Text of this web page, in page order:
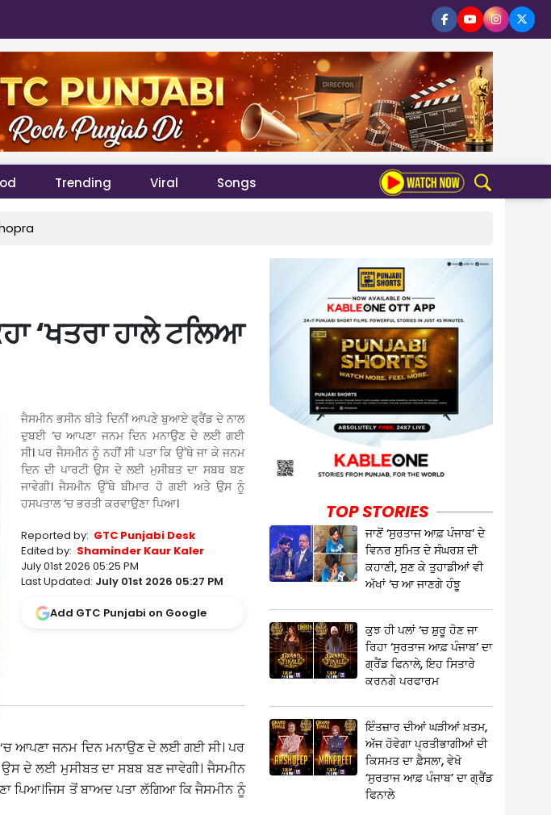
Trending Viral Songs
‘ਖਤਰਾ ਹਾਲੇ ਟਲਿਆ
ਜੈਸਮੀਨ ਭਸੀਨ ਬੀਤੇ ਦਿਨੀਂ ਆਪਣੇ ਬੁਆਏ ਫ੍ਰੈਂਡ ਦੇ ਨਾਲ
ਦੁਬਈ ‘ਚ ਆਪਣਾ ਜਨਮ ਦਿਨ ਮਨਾਉਣ ਦੇ ਲਈ ਗਈ
ਸੀ। ਪਰ ਜੈਸਮੀਨ ਨੂੰ ਨਹੀਂ ਸੀ ਪਤਾ ਕਿ ਉੱਥੇ ਜਾ ਕੇ ਜਨਮ
ਦਿਨ ਦੀ ਪਾਰਟੀ ਉਸ ਦੇ ਲਈ ਮੁਸੀਬਤ ਦਾ ਸਬਬ ਬਣ
ਜਾਵੇਗੀ। ਜੈਸਮੀਨ ਉੱਥੇ ਬੀਮਾਰ ਹੋ ਗਈ ਅਤੇ ਉਸ ਨੂੰ
ਹਸਪਤਾਲ ‘ਚ ਭਰਤੀ ਕਰਵਾਉਣਾ ਪਿਆ।
Reported by: GTC Punjabi Desk
Edited by: Shaminder Kaur Kaler
July 01st 2026 05:25 PM
Last Updated: July 01st 2026 05:27 PM
Add GTC Punjabi on Google
ਆਪਣਾ ਜਨਮ ਦਿਨ ਮਨਾਉਣ ਦੇ ਲਈ ਗਈ ਸੀ। ਪਰ
ਉਸ ਦੇ ਲਈ ਮੁਸੀਬਤ ਦਾ ਸਬਬ ਬਣ ਜਾਵੇਗੀ। ਜੈਸਮੀਨ
ਪਿਆ।ਜਿਸ ਤੋਂ ਬਾਅਦ ਪਤਾ ਲੱਗਿਆ ਕਿ ਜੈਸਮੀਨ ਨੂੰ
TOP STORIES
ਜਾਣੋਂ ‘ਸੁਰਤਾਜ ਆਫ਼ ਪੰਜਾਬ’ ਦੇ
ਵਿਨਰ ਸੁਮਿਤ ਦੇ ਸੰਘਰਸ਼ ਦੀ
ਕਹਾਣੀ, ਸੁਣ ਕੇ ਤੁਹਾਡੀਆਂ ਵੀ
ਅੱਖਾਂ ‘ਚ ਆ ਜਾਣਗੇ ਹੰਝੂ
ਕੁਝ ਹੀ ਪਲਾਂ ‘ਚ ਸ਼ੁਰੂ ਹੋਣ ਜਾ
ਰਿਹਾ ‘ਸੁਰਤਾਜ ਆਫ਼ ਪੰਜਾਬ’ ਦਾ
ਗ੍ਰੈਂਡ ਫਿਨਾਲੇ, ਇਹ ਸਿਤਾਰੇ
ਕਰਨਗੇ ਪਰਫਾਰਮ
ਇੰਤਜ਼ਾਰ ਦੀਆਂ ਘੜੀਆਂ ਖ਼ਤਮ,
ਅੱਜ ਹੋਵੇਗਾ ਪ੍ਰਤੀਭਾਗੀਆਂ ਦੀ
ਕਿਸਮਤ ਦਾ ਫ਼ੈਸਲਾ, ਵੇਖੋ
‘ਸੁਰਤਾਜ ਆਫ਼ ਪੰਜਾਬ’ ਦਾ ਗ੍ਰੈਂਡ
ਫਿਨਾਲੇ